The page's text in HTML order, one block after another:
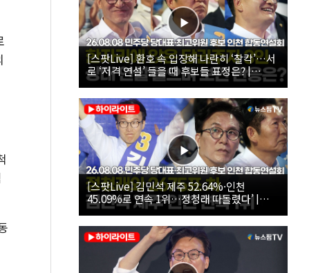
[스팟Live] 환호 속 입장해 나란히 ‘찰칵’…서
로 ‘저격 연설’ 들을 때 후보들 표정은? |
26.08.08 더불어민주당 당대표·최고위원 후
보 인천 합동연설회
[스팟Live] 김민석 제주 52.64%·인천
45.09%로 연속 1위…정청래 따돌렸다’ |
26.08.08 더불어민주당 당대표·최고위원 후
보 인천 합동연설회